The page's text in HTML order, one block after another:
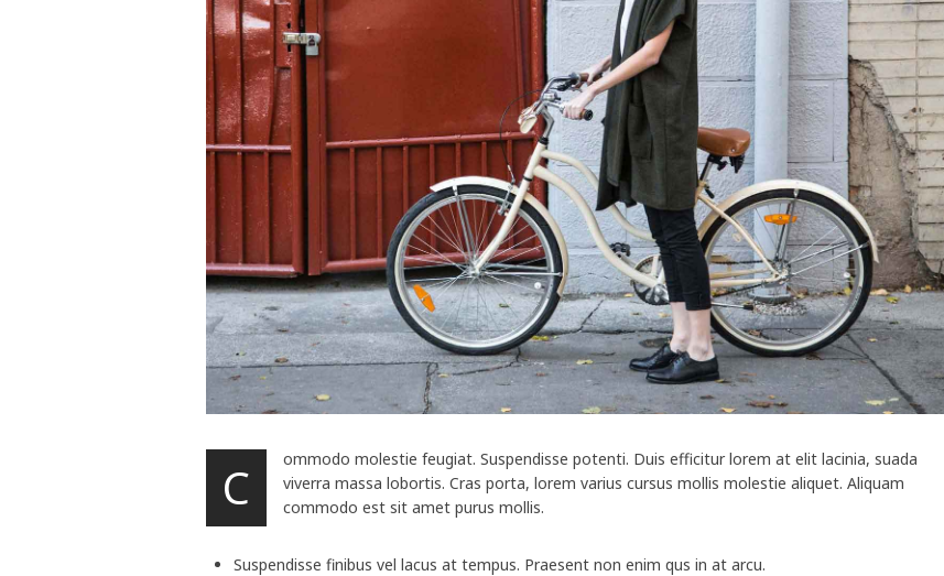
C
ommodo molestie feugiat. Suspendisse potenti. Duis efficitur lorem at elit lacinia, suada
viverra massa lobortis. Cras porta, lorem varius cursus mollis molestie aliquet. Aliquam
commodo est sit amet purus mollis.
Suspendisse finibus vel lacus at tempus. Praesent non enim qus in at arcu.